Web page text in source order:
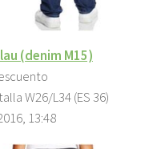
(denim M15)
W26/L34 (ES 36)
13:48